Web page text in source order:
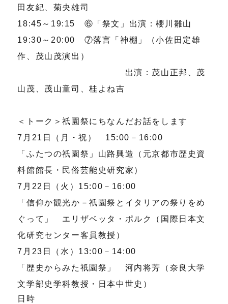
田友紀、菊央雄司
18:45～19:15 ⑥「祭文」出演：櫻川雛山
19:30～20:00 ⑦落言「神棚」（小佐田定雄
作、茂山茂演出）
出演：茂山正邦、茂
山茂、茂山童司、桂よね吉
＜トーク＞祇園祭にちなんだお話をします
7月21日（月・祝） 15:00－16:00
「ふたつの祇園祭」山路興造（元京都市歴史資
料館館長・民俗芸能史研究家）
7月22日（火）15:00－16:00
「信仰か観光か－祇園祭とイタリアの祭りをめ
ぐって」 エリザベッタ・ポルク（国際日本文
化研究センター客員教授）
7月23日（水）13:00－14:00
「歴史からみた祇園祭」 河内将芳（奈良大学
文学部史学科教授・日本中世史）
日時